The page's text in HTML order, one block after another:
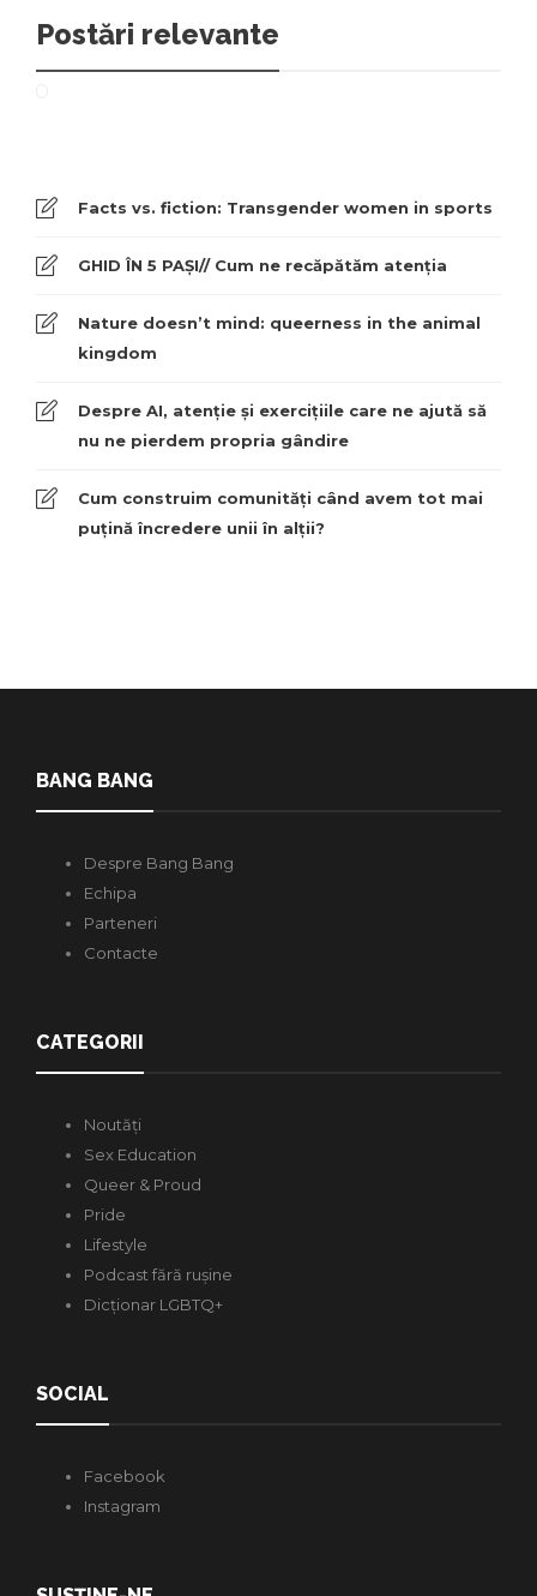
Postări relevante
Facts vs. fiction: Transgender women in sports
GHID ÎN 5 PAȘI// Cum ne recăpătăm atenția
Nature doesn’t mind: queerness in the animal
kingdom
Despre AI, atenție și exercițiile care ne ajută să
nu ne pierdem propria gândire
Cum construim comunități când avem tot mai
puțină încredere unii în alții?
BANG BANG
Despre Bang Bang
Echipa
Parteneri
Contacte
CATEGORII
Noutăți
Sex Education
Queer & Proud
Pride
Lifestyle
Podcast fără rușine
Dicționar LGBTQ+
SOCIAL
Facebook
Instagram